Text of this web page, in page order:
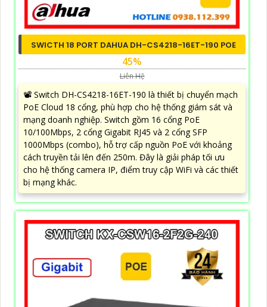
SWICTH 18 PORT DAHUA DH-CS4218-16ET-190 POE
45%
Liên Hệ
📽 Switch DH-CS4218-16ET-190 là thiết bị chuyển mạch
PoE Cloud 18 cổng, phù hợp cho hệ thống giám sát và
mạng doanh nghiệp. Switch gồm 16 cổng PoE
10/100Mbps, 2 cổng Gigabit RJ45 và 2 cổng SFP
1000Mbps (combo), hỗ trợ cấp nguồn PoE với khoảng
cách truyền tải lên đến 250m. Đây là giải pháp tối ưu
cho hệ thống camera IP, điểm truy cập WiFi và các thiết
bị mạng khác.